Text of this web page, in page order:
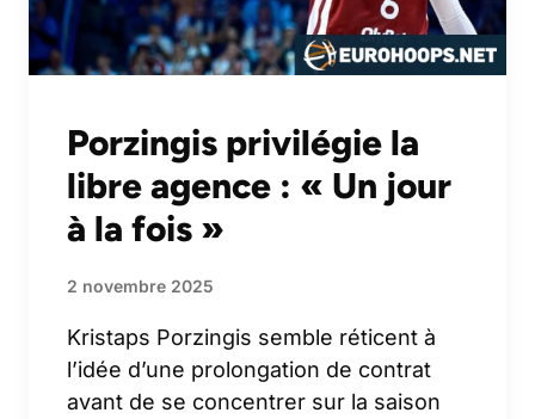
Porzingis privilégie la
libre agence : « Un jour
à la fois »
2 novembre 2025
Kristaps Porzingis semble réticent à
l’idée d’une prolongation de contrat
avant de se concentrer sur la saison